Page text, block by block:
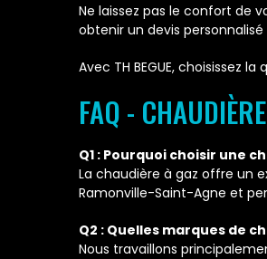
Ne laissez pas le confort de
obtenir un devis
Avec TH BEGUE, choisissez
FAQ -
Q1 : Pourquoi choisir une
La chaudière à gaz offre un
Ramonville-Saint-Agne et
Q2 : Quelles marques de
Nous travaillons